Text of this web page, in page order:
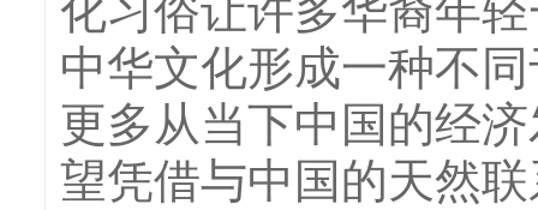
化习俗让许多华裔年
中华文化形成一种不
更多从当下中国的经
望凭借与中国的天然